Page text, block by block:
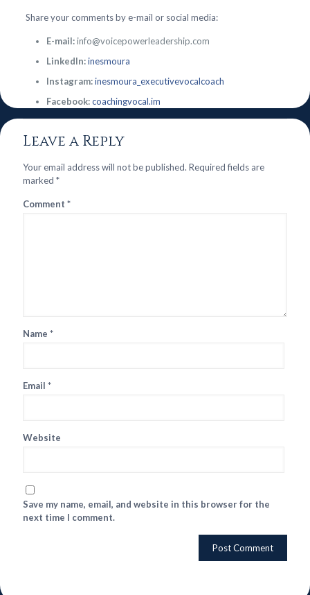
Share your comments by e-mail or social media:
E-mail:info@voicepowerleadership.com
LinkedIn:inesmoura
Instagram:inesmoura_executivevocalcoach
Facebook:coachingvocal.im
Leave a Reply
Your email address will not be published. Required fields are
marked *
Comment *
Name *
Email *
Website
Save my name, email, and website in this browser for the
next time I comment.